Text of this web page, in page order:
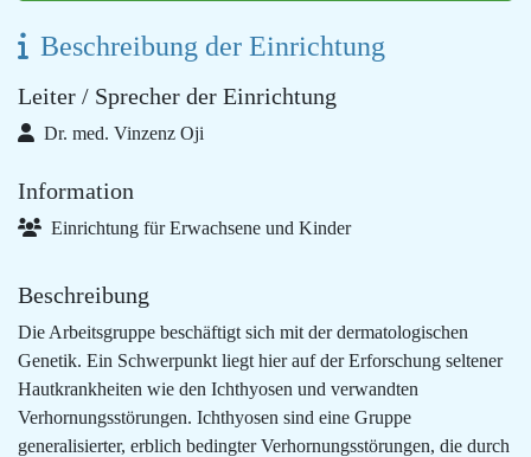
Beschreibung der Einrichtung
Leiter / Sprecher der Einrichtung
Dr. med. Vinzenz Oji
Information
Einrichtung für Erwachsene und Kinder
Beschreibung
Die Arbeitsgruppe beschäftigt sich mit der dermatologischen
Genetik. Ein Schwerpunkt liegt hier auf der Erforschung seltener
Hautkrankheiten wie den Ichthyosen und verwandten
Verhornungsstörungen. Ichthyosen sind eine Gruppe
generalisierter, erblich bedingter Verhornungsstörungen, die durch